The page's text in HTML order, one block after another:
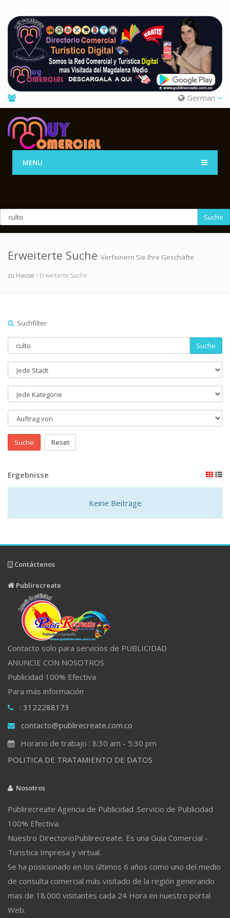
German
MENU
Suche
Erweiterte Suche Verfeinern Sie Ihre Geschäfte
zu Hause / Erweiterte Suche
Suchfilter
Suche
Suche Reset
Ergebnisse
Keine Beiträge
Contáctenos
Publirecreate
Contacto solo para servicios de PUBLICIDAD
ANUNCIE CON NOSOTROS
Publicidad 100% Efectiva
Para más información
: 3122288173
contacto@publirecreate.com.co
Horario de trabajo : 8:30 am - 5:30 pm
POLITICA DE TRATAMIENTO DE DATOS
Nosotros
Publirecreate Agencia de Publicidad .Servicio de Publicidad
100% Efectiva.
Nuestro DirectorioPublirecreate. Es una Guía Comercial -
Turistica Impresa y virtual.
Se ha posicionado en los últimos 6 años como uno del medio
de consulta comercial más visitado de la región generando
mas de 18.000 visitantes cada 24 Hora en nuestro portal
Web.